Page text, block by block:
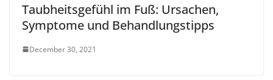
Taubheitsgefühl im Fuß: Ursachen,
Symptome und Behandlungstipps
December 30, 2021